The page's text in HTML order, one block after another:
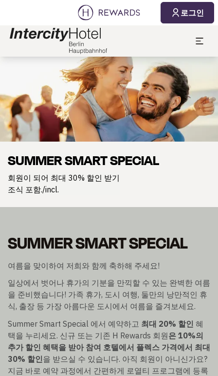
로그인
SUMMER SMART SPECIAL
회원이 되어 최대 30% 할인 받기
조식 포함./incl.
SUMMER SMART SPECIAL
여름을 맞이하여 저희와 함께 축하해 주세요!
일상에서 벗어나 휴가의 기분을 만끽할 수 있는 완벽한 여름
을 준비했습니다! 가족 휴가, 도시 여행, 둘만의 낭만적인 휴
식, 출장 등 가장 아름다운 도시에서 여름을 즐겨보세요.
Summer Smart Special 에서 예약하고 최대 20% 할인 혜
택을 누리세요. 신규 또는 기존 H Rewards 회원은 10%의
추가 할인 혜택을 받아 참여 호텔에서 플렉스 가격에서 최대
30% 할인을 받으실 수 있습니다. 아직 회원이 아니신가요?
지금 바로 예약 과정에서 간편하게 로열티 프로그램에 등록